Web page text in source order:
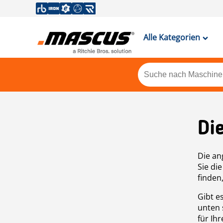
Alle Kategorien
Die
Sie
Gibt
unten
für